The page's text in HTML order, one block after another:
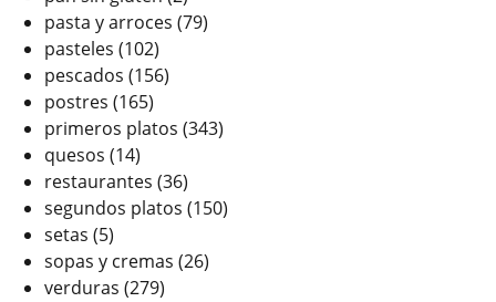
pasta y arroces (79)
pasteles (102)
pescados (156)
postres (165)
primeros platos (343)
quesos (14)
restaurantes (36)
segundos platos (150)
setas (5)
sopas y cremas (26)
verduras (279)